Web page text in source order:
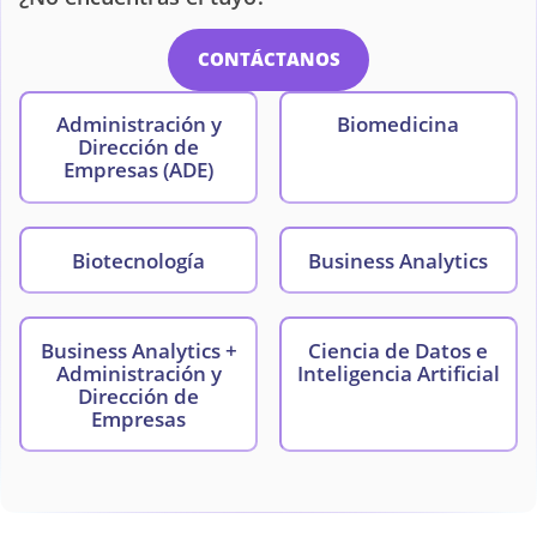
CONTÁCTANOS
Administración y
Dirección de
Empresas (ADE)
Biomedicina
Biotecnología Business Analytics
Business Analytics +
Administración y
Dirección de
Empresas
Ciencia de Datos e
Inteligencia Artificial
Enfermería Farmacia